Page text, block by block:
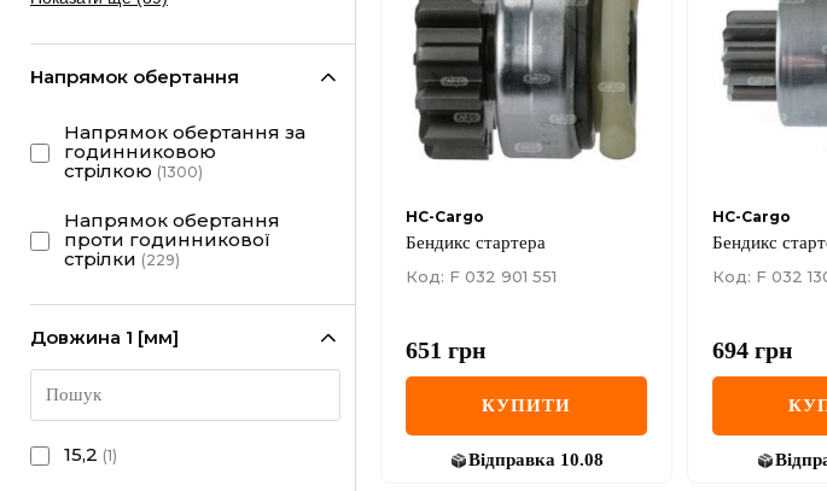
Напрямок обертання
Напрямок обертання за
годинниковою
стрілкою (1300)
Напрямок обертання
проти годинникової
стрілки (229)
Довжина 1 [мм]
15,2 (1)
HC-Cargo
Бендикс стартера
Код: F 032 901 551
651 грн
КУПИТИ
Відправка 10.08
HC-Cargo
Бендикс
Код: F 032
694 грн